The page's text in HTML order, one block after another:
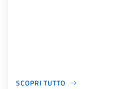
SCOPRI TUTTO